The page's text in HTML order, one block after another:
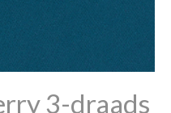
3-draads